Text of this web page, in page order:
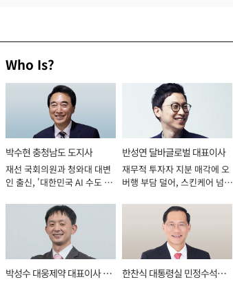
Who Is?
박수현 충청남도 도지사
재선 국회의원과 청와대 대변
인 출신, '대한민국 AI 수도 충
반성연 달바글로벌 대표이사
재무적 투자자 지분 매각에 오
버행 부담 덜어, 스킨케어 넘어
년]
박성수 대웅제약 대표이사 사
한찬식 대통령실 민정수석비